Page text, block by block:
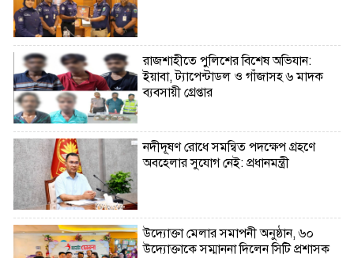
রাজশাহীতে পুলিশের বিশেষ অভিযান:
ইয়াবা, ট্যাপেন্টাডল ও গাঁজাসহ ৬ মাদক
ব্যবসায়ী গ্রেপ্তার
নদীদূষণ রোধে সমন্বিত পদক্ষেপ গ্রহণে
অবহেলার সুযোগ নেই: প্রধানমন্ত্রী
উদ্যোক্তা মেলার সমাপনী অনুষ্ঠান, ৬০
উদ্যোক্তাকে সম্মাননা দিলেন সিটি প্রশাসক